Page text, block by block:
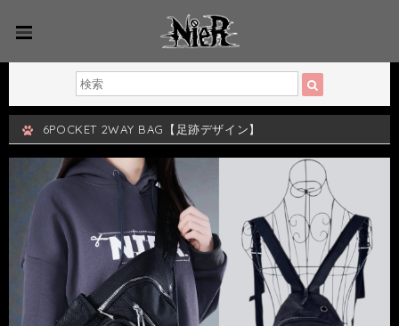
6POCKET 2WAY BAG【足跡デザイン】